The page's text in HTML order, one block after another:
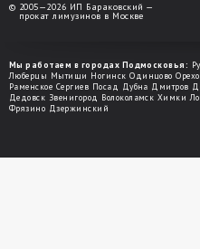
© 2005—2026 ИП Бараковский —
прокат лимузинов в Москве
Мы работаем в городах Подмосковья:
Люберцы Мытищи Ногинск Одинцово
Раменское Сергиев Посад Дубна Дмитров
Дедовск Звенигород Волоколамск Химки
Фрязино Дзержинский